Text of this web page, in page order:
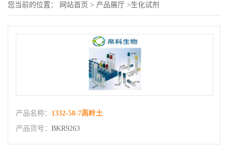
您当前的位置： 网站首页 > 产品展厅 >生化试剂
产品名称： 1332-58-7高岭土
产品货号： BKR9263